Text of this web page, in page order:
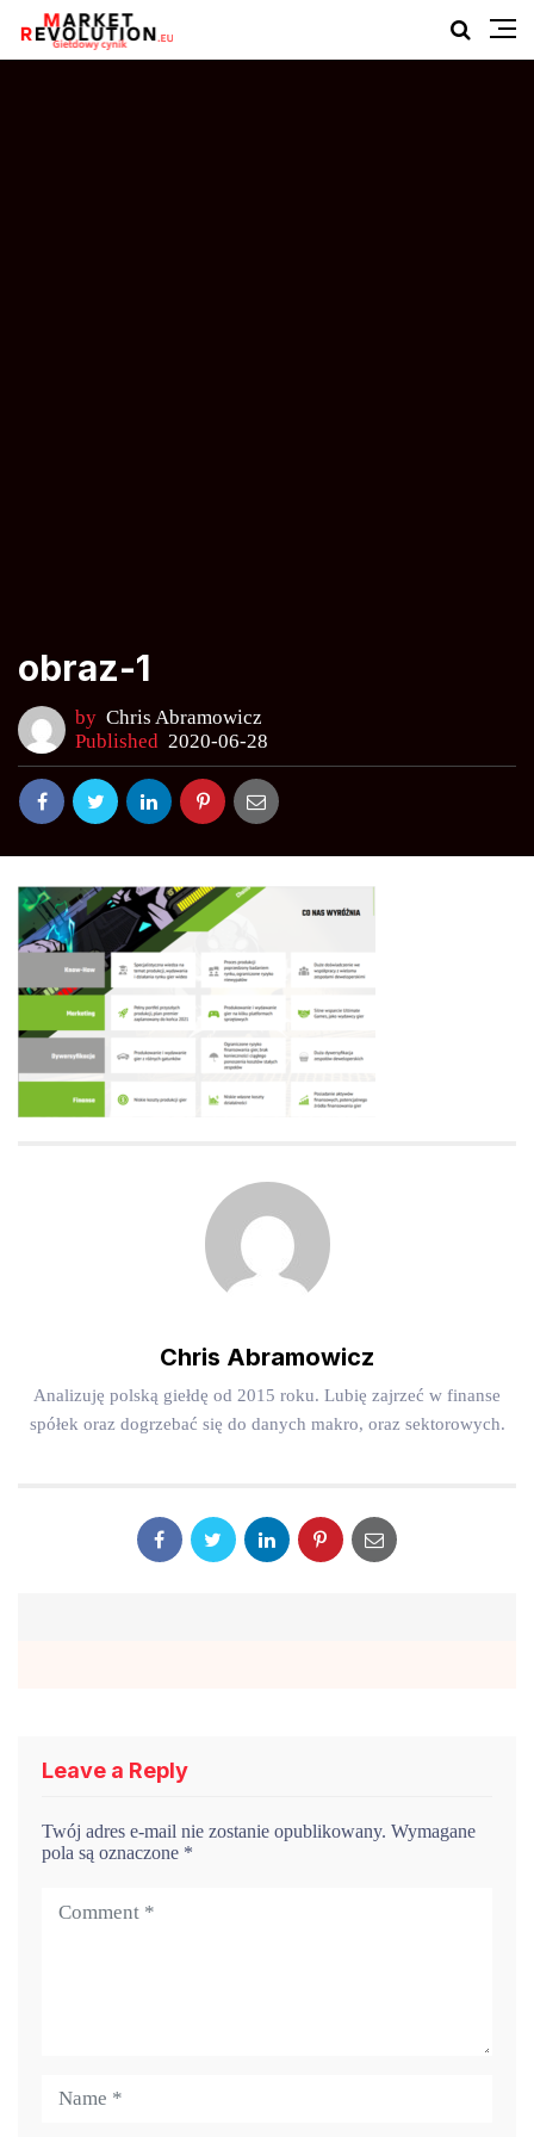
obraz-1
by Chris Abramowicz
Published 2020-06-28
Chris Abramowicz
Analizuję polską giełdę od 2015 roku. Lubię zajrzeć w finanse
spółek oraz dogrzebać się do danych makro, oraz sektorowych.
Leave a Reply
Twój adres e-mail nie zostanie opublikowany. Wymagane
pola są oznaczone *